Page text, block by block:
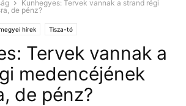
Kunhegyes: Tervek vannak a strand régi
de pénz?
hírek Tisza-tó
Tervek vannak a
medencéjének
de pénz?